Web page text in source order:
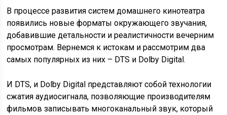
В процессе развития систем домашнего кинотеатра
появились новые форматы окружающего звучания,
добавившие детальности и реалистичности вечерним
просмотрам. Вернемся к истокам и рассмотрим два
самых популярных из них – DTS и Dolby Digital.
И DTS, и Dolby Digital представляют собой технологии
сжатия аудиосигнала, позволяющие производителям
фильмов записывать многоканальный звук, который